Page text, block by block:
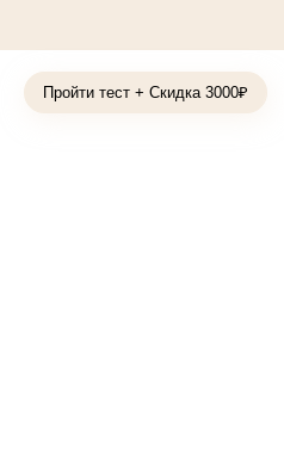
Пройти тест + Скидка 3000₽